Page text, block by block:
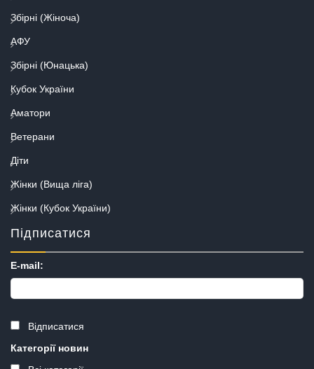
Збірні (Жіноча)
АФУ
Збірні (Юнацька)
Кубок України
Аматори
Ветерани
Діти
Жінки (Вища ліга)
Жінки (Кубок України)
Підписатися
E-mail:
Відписатися
Категорії новин